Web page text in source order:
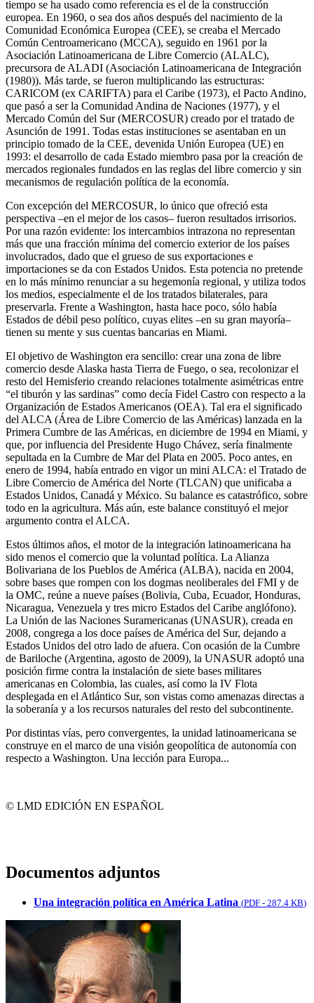
tiempo se ha usado como referencia es el de la construcción
europea. En 1960, o sea dos años después del nacimiento de la
Comunidad Económica Europea (CEE), se creaba el Mercado
Común Centroamericano (MCCA), seguido en 1961 por la
Asociación Latinoamericana de Libre Comercio (ALALC),
precursora de ALADI (Asociación Latinoamericana de Integración
(1980)). Más tarde, se fueron multiplicando las estructuras:
CARICOM (ex CARIFTA) para el Caribe (1973), el Pacto Andino,
que pasó a ser la Comunidad Andina de Naciones (1977), y el
Mercado Común del Sur (MERCOSUR) creado por el tratado de
Asunción de 1991. Todas estas instituciones se asentaban en un
principio tomado de la CEE, devenida Unión Europea (UE) en
1993: el desarrollo de cada Estado miembro pasa por la creación de
mercados regionales fundados en las reglas del libre comercio y sin
mecanismos de regulación política de la economía.
Con excepción del MERCOSUR, lo único que ofreció esta
perspectiva –en el mejor de los casos– fueron resultados irrisorios.
Por una razón evidente: los intercambios intrazona no representan
más que una fracción mínima del comercio exterior de los países
involucrados, dado que el grueso de sus exportaciones e
importaciones se da con Estados Unidos. Esta potencia no pretende
en lo más mínimo renunciar a su hegemonía regional, y utiliza todos
los medios, especialmente el de los tratados bilaterales, para
preservarla. Frente a Washington, hasta hace poco, sólo había
Estados de débil peso político, cuyas elites –en su gran mayoría–
tienen su mente y sus cuentas bancarias en Miami.
El objetivo de Washington era sencillo: crear una zona de libre
comercio desde Alaska hasta Tierra de Fuego, o sea, recolonizar el
resto del Hemisferio creando relaciones totalmente asimétricas entre
“el tiburón y las sardinas” como decía Fidel Castro con respecto a la
Organización de Estados Americanos (OEA). Tal era el significado
del ALCA (Área de Libre Comercio de las Américas) lanzada en la
Primera Cumbre de las Américas, en diciembre de 1994 en Miami, y
que, por influencia del Presidente Hugo Chávez, sería finalmente
sepultada en la Cumbre de Mar del Plata en 2005. Poco antes, en
enero de 1994, había entrado en vigor un mini ALCA: el Tratado de
Libre Comercio de América del Norte (TLCAN) que unificaba a
Estados Unidos, Canadá y México. Su balance es catastrófico, sobre
todo en la agricultura. Más aún, este balance constituyó el mejor
argumento contra el ALCA.
Estos últimos años, el motor de la integración latinoamericana ha
sido menos el comercio que la voluntad política. La Alianza
Bolivariana de los Pueblos de América (ALBA), nacida en 2004,
sobre bases que rompen con los dogmas neoliberales del FMI y de
la OMC, reúne a nueve países (Bolivia, Cuba, Ecuador, Honduras,
Nicaragua, Venezuela y tres micro Estados del Caribe anglófono).
La Unión de las Naciones Suramericanas (UNASUR), creada en
2008, congrega a los doce países de América del Sur, dejando a
Estados Unidos del otro lado de afuera. Con ocasión de la Cumbre
de Bariloche (Argentina, agosto de 2009), la UNASUR adoptó una
posición firme contra la instalación de siete bases militares
americanas en Colombia, las cuales, así como la IV Flota
desplegada en el Atlántico Sur, son vistas como amenazas directas a
la soberanía y a los recursos naturales del resto del subcontinente.
Por distintas vías, pero convergentes, la unidad latinoamericana se
construye en el marco de una visión geopolítica de autonomía con
respecto a Washington. Una lección para Europa...
© LMD EDICIÓN EN ESPAÑOL
Documentos adjuntos
Una integración política en América Latina (PDF - 287.4 KB)